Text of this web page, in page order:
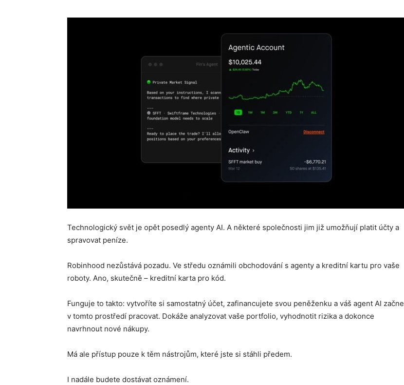
Technologický svět je opět posedlý agenty AI. A některé společnosti jim již umožňují platit účty a
spravovat peníze.
Robinhood nezůstává pozadu. Ve středu oznámili obchodování s agenty a kreditní kartu pro vaše
roboty. Ano, skutečně – kreditní karta pro kód.
Funguje to takto: vytvoříte si samostatný účet, zafinancujete svou peněženku a váš agent AI začne
v tomto prostředí pracovat. Dokáže analyzovat vaše portfolio, vyhodnotit rizika a dokonce
navrhnout nové nákupy.
Má ale přístup pouze k těm nástrojům, které jste si stáhli předem.
I nadále budete dostávat oznámení.